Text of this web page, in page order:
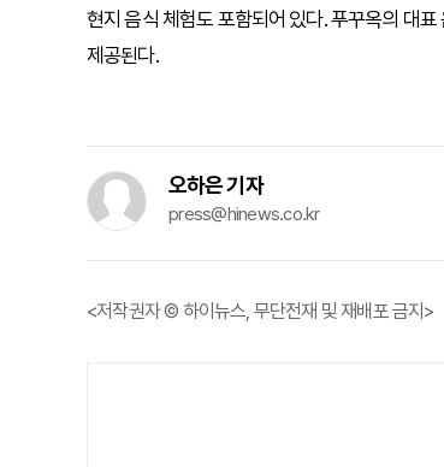
현지 음식 체험도 포함되어 있다. 푸꾸옥의 대
제공된다.
오하은 기자
press@hinews.co.kr
<저작권자 © 하이뉴스, 무단전재 및 재배포 금지>